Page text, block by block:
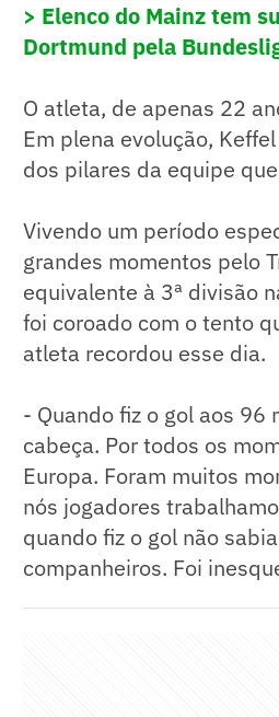
> Elenco do Mainz tem
Dortmund pela
O atleta, de apenas 22
Em plena evolução,
dos pilares da equipe
Vivendo um período
grandes momentos pelo
equivalente à 3ª divisão
foi coroado com o tento
atleta recordou esse dia.
- Quando fiz o gol aos 96
cabeça. Por todos os
Europa. Foram muitos
nós jogadores
quando fiz o gol não
companheiros. Foi